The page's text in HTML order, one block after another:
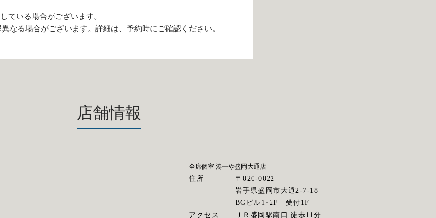
ている場合がございます。
なる場合がございます。詳細は、予約時にご確認ください。
店舗情報
全席個室 湊一や盛岡大通店
住所
〒020-0022
岩手県盛岡市大通2-7-18
BGビル1･2F 受付1F
アクセス
ＪＲ盛岡駅南口 徒歩11分